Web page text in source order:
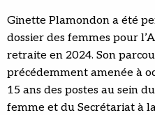
Ginette Plamondon a été
dossier des femmes pour
retraite en 2024. Son
précédemment amenée à
15 ans des postes au sein
femme et du Secrétariat à